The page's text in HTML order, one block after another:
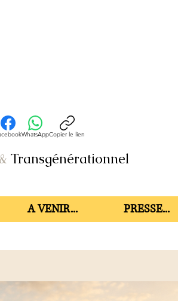
& Transgénérationnel
WhatsAppCopier le lien
A VENIR... PRESSE...